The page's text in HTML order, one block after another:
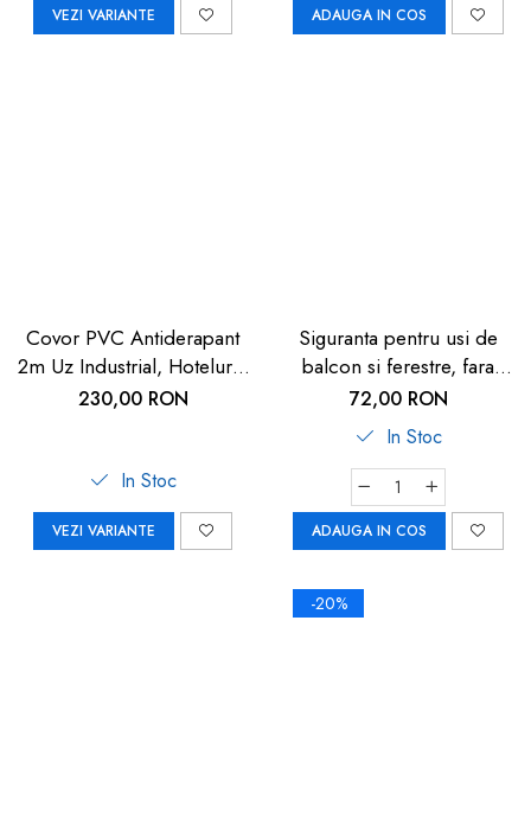
VEZI VARIANTE ADAUGA IN COS
Covor PVC Antiderapant
2m Uz Industrial, Hoteluri |
Carboysafey
230,00 RON
In Stoc
VEZI VARIANTE
Siguranta pentru usi de
balcon si ferestre, fara
gaurire sau lipire, gri
antracit, Reer WinLock
70021
72,00 RON
In Stoc
ADAUGA IN COS
-20%